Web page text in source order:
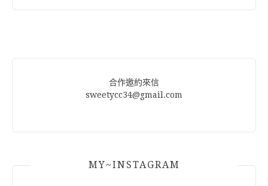
合作邀約來信
sweetycc34@gmail.com
MY~INSTAGRAM